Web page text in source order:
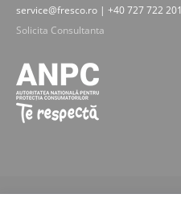
service@fresco.ro | +40 727 722 201
Solicita Consultanta